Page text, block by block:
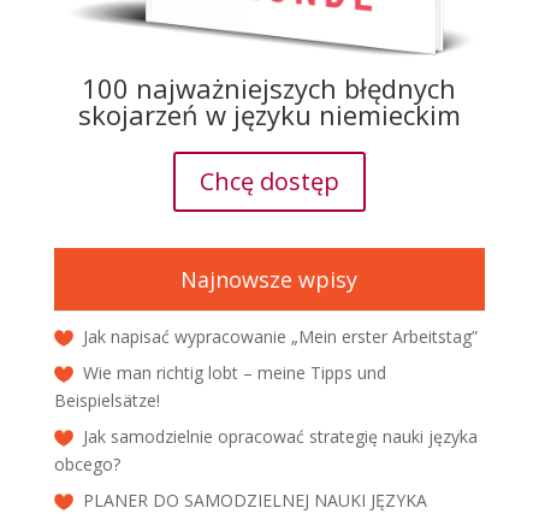
100 najważniejszych błędnych
skojarzeń w języku niemieckim
Chcę dostęp
Najnowsze wpisy
Jak napisać wypracowanie „Mein erster Arbeitstag”
Wie man richtig lobt – meine Tipps und
Beispielsätze!
Jak samodzielnie opracować strategię nauki języka
obcego?
PLANER DO SAMODZIELNEJ NAUKI JĘZYKA